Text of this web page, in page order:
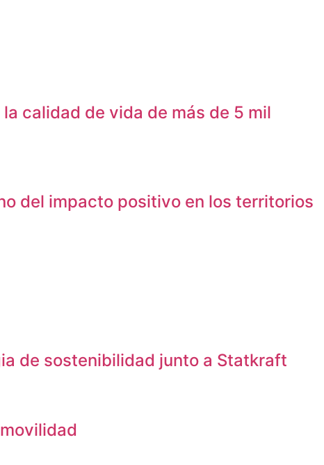
calidad de vida de más de 5 mil
del impacto positivo en los territorios
de sostenibilidad junto a Statkraft